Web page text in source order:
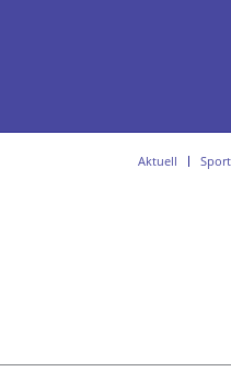
Aktuell Sport